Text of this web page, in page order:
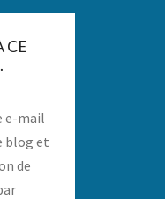
CE
e-mail
blog et
de